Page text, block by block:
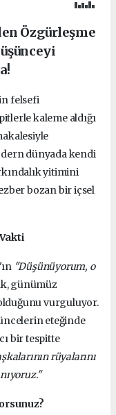
Özgürleşme
felsefi
kaleme aldığı
dünyada kendi
yitimini
bozan bir içsel
"Düşünüyorum, o
günümüz
vurguluyor.
eteğinde
bir tespitte
rüyalarını